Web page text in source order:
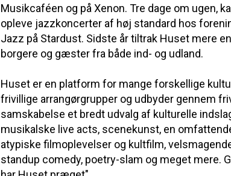
Musikcaféen og på Xenon. Tre dage om ugen,
opleve jazzkoncerter af høj standard hos
Jazz på Stardust. Sidste år tiltrak Huset mere
borgere og gæster fra både ind- og udland.
Huset er en platform for mange forskellige
frivillige arrangørgrupper og udbyder gennem
samskabelse et bredt udvalg af kulturelle
musikalske live acts, scenekunst, en
atypiske filmoplevelser og kultfilm,
standup comedy, poetry-slam og meget mere.